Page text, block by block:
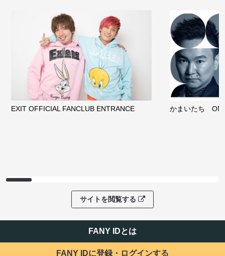
EXIT OFFICIAL FANCLUB ENTRANCE かまいたち
サイトを閲覧する
FANY IDとは
FANY IDに登録・ログインする